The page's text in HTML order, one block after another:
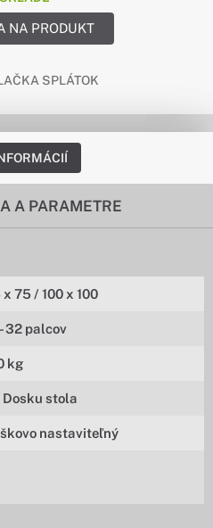
NA PRODUKT
SPLÁTOK
A PARAMETRE
x 75 / 100 x 100
32 palcov
kg
Dosku stola
nastaviteľný